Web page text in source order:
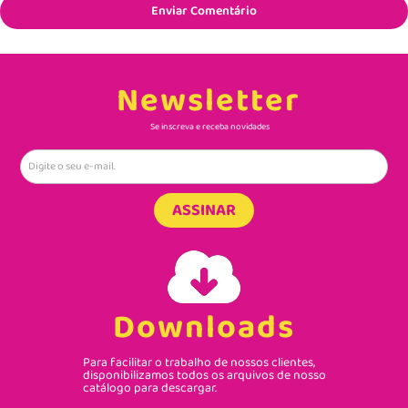
Enviar Comentário
Newsletter
Se inscreva e receba novidades
ASSINAR
Downloads
Para facilitar o trabalho de nossos clientes,
disponibilizamos todos os arquivos de nosso
catálogo para descargar.